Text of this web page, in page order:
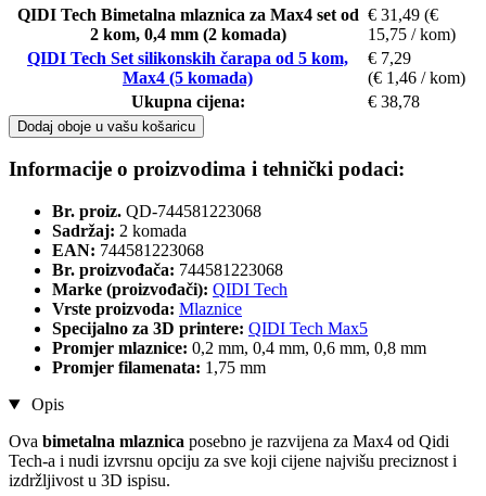
QIDI Tech Bimetalna mlaznica za Max4 set od
2 kom, 0,4 mm (2 komada)
€ 31,49 (€
15,75 / kom)
QIDI Tech Set silikonskih čarapa od 5 kom,
Max4 (5 komada)
€ 7,29
(€ 1,46 / kom)
Ukupna cijena:
€ 38,78
Dodaj oboje u vašu košaricu
Informacije o proizvodima i tehnički podaci:
Br. proiz. QD-744581223068
Sadržaj: 2 komada
EAN: 744581223068
Br. proizvođača: 744581223068
Marke (proizvođači): QIDI Tech
Vrste proizvoda: Mlaznice
Specijalno za 3D printere: QIDI Tech Max5
Promjer mlaznice: 0,2 mm, 0,4 mm, 0,6 mm, 0,8 mm
Promjer filamenata: 1,75 mm
Opis
Ova bimetalna mlaznica posebno je razvijena za Max4 od Qidi
Tech-a i nudi izvrsnu opciju za sve koji cijene najvišu preciznost i
izdržljivost u 3D ispisu.